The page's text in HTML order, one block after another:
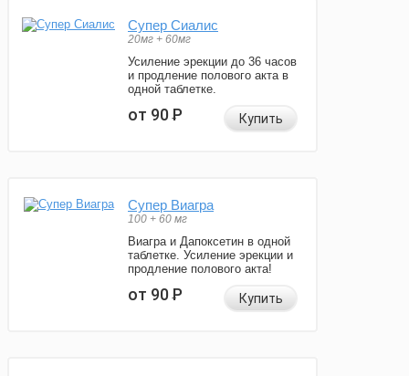
Супер Сиалис
20мг + 60мг
Усиление эрекции до 36 часов
и продление полового акта в
одной таблетке.
от 90Р Купить
Супер Виагра
100 + 60 мг
Виагра и Дапоксетин в одной
таблетке. Усиление эрекции и
продление полового акта!
от 90Р Купить